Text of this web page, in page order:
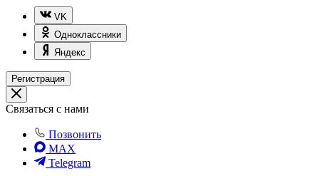
VK
Одноклассники
Яндекс
Регистрация
Связаться с нами
Позвонить
MAX
Telegram